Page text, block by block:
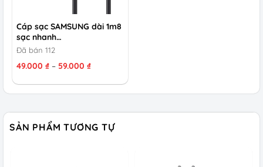
Cáp sạc SAMSUNG dài 1m8
sạc nhanh…
Đã bán 112
49.000 ₫ – 59.000 ₫Khoảng
từ
SẢN PHẨM TƯƠNG TỰ